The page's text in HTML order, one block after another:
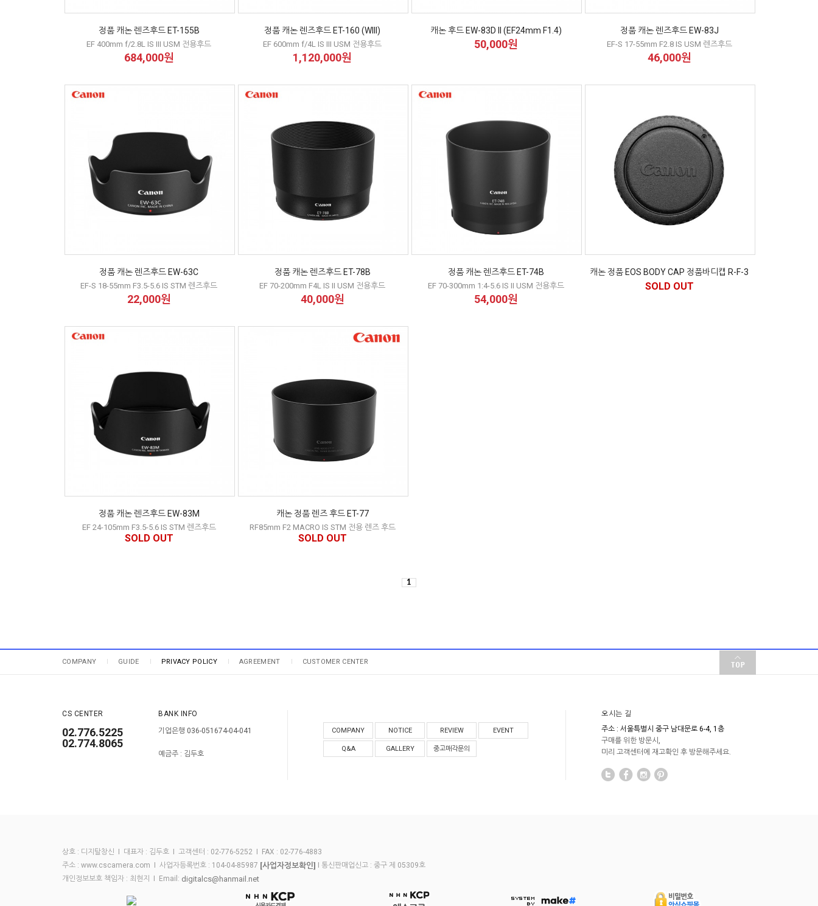
정품 캐논 렌즈후드 ET-155B
EF 400mm f/2.8L IS III USM 전용후드
684,000원
정품 캐논 렌즈후드 ET-160 (WIII)
EF 600mm f/4L IS III USM 전용후드
1,120,000원
캐논 후드 EW-83D II (EF24mm F1.4)
50,000원
정품 캐논 렌즈후드 EW-83J
EF-S 17-55mm F2.8 IS USM 렌즈후드
46,000원
정품 캐논 렌즈후드 EW-63C
EF-S 18-55mm F3.5-5.6 IS STM 렌즈후드
22,000원
정품 캐논 렌즈후드 ET-78B
EF 70-200mm F4L IS II USM 전용후드
40,000원
정품 캐논 렌즈후드 ET-74B
EF 70-300mm 1:4-5.6 IS II USM 전용후드
54,000원
캐논 정품 EOS BODY CAP 정품바디캡 R-F-3
SOLD OUT
정품 캐논 렌즈후드 EW-83M
EF 24-105mm F3.5-5.6 IS STM 렌즈후드
SOLD OUT
캐논 정품 렌즈 후드 ET-77
RF85mm F2 MACRO IS STM 전용 렌즈 후드
SOLD OUT
1
COMPANY GUIDE PRIVACY POLICY AGREEMENT CUSTOMER CENTER
CS CENTER
02.776.5225
02.774.8065
BANK INFO
기업은행 036-051674-04-041
예금주 : 김두호
COMPANY NOTICE REVIEW EVENT
Q&A GALLERY 중고매각문의
오시는 길
주소 : 서울특별시 중구 남대문로 6-4, 1층
구매를 위한 방문시,
미리 고객센터에 재고확인 후 방문해주세요.
상호 : 디지탈창신 I 대표자 : 김두호 I 고객센터 : 02-776-5252 I FAX : 02-776-4883
주소 : www.cscamera.com I 사업자등록번호 : 104-04-85987 [사업자정보확인]
I 통신판매업신고 : 중구 제 05309호
개인정보보호 책임자 : 최현지 I Email: digitalcs@hanmail.net